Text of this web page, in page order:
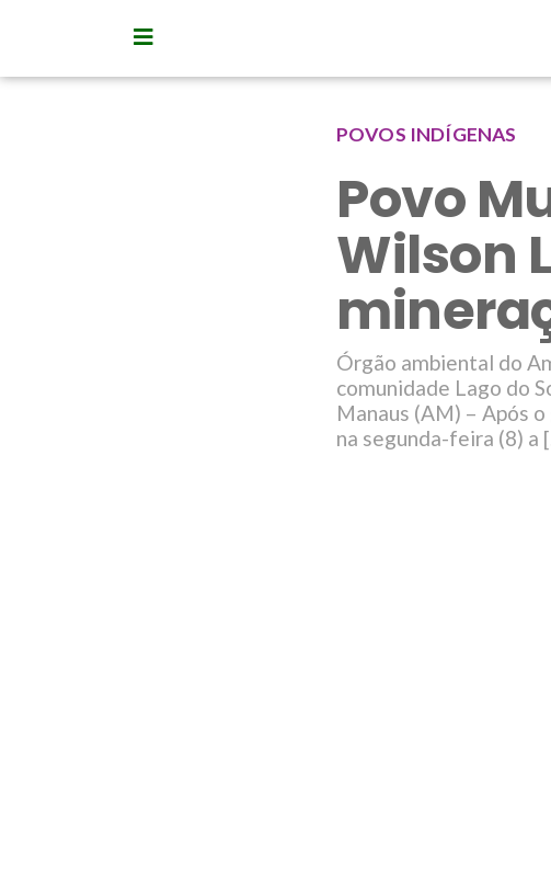
POVOS INDÍGENAS
Povo
Wilson
Órgão ambiental do
comunidade Lago do
Manaus (AM) – Após
na segunda-feira (8) a